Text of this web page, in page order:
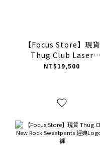
【Focus Store】現貨
Thug Club Laser
Washed Parkour
NT$19,500